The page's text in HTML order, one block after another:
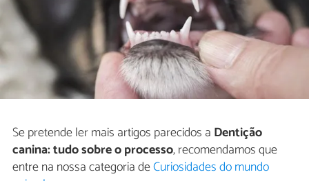
Se pretende ler mais artigos parecidos a Dentição
canina: tudo sobre o processo, recomendamos que
entre na nossa categoria deCuriosidades do mundo